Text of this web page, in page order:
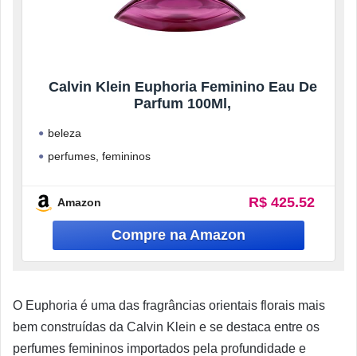
Calvin Klein Euphoria Feminino Eau De
Parfum 100Ml,
beleza
perfumes, femininos
Amazon
R$ 425.52
O Euphoria é uma das fragrâncias orientais florais mais
bem construídas da Calvin Klein e se destaca entre os
perfumes femininos importados pela profundidade e